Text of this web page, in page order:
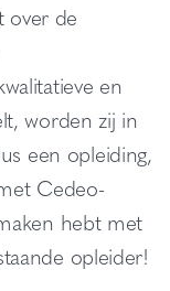
over de
en
worden zij in
een opleiding,
Cedeo-
hebt met
opleider!